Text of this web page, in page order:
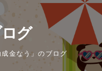
グ
金なう」のブログ